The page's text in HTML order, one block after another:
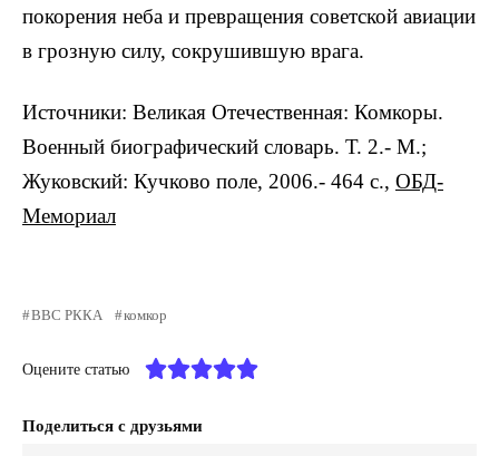
покорения неба и превращения советской авиации
в грозную силу, сокрушившую врага.
Источники: Великая Отечественная: Комкоры.
Военный биографический словарь. Т. 2.- М.;
Жуковский: Кучково поле, 2006.- 464 с., ОБД-
Мемориал
ВВС РККА комкор
Оцените статью
Поделиться с друзьями